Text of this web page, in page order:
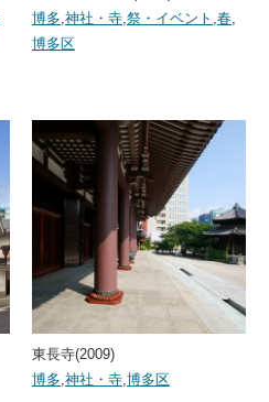
博多,神社・寺,祭・イベント ,春,
博多区
東長寺(2009)
博多,神社・寺,博多区